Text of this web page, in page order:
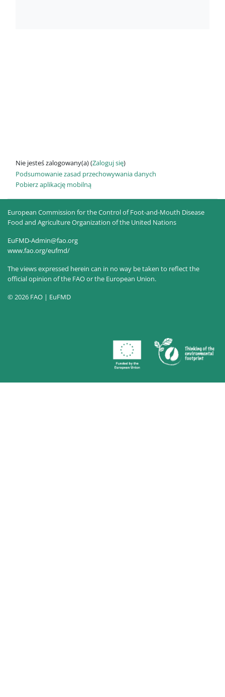
Nie jesteś zalogowany(a) (Zaloguj się)
Podsumowanie zasad przechowywania danych
Pobierz aplikację mobilną
European Commission for the Control of Foot-and-Mouth Disease
Food and Agriculture Organization of the United Nations
EuFMD-Admin@fao.org
www.fao.org/eufmd/
The views expressed herein can in no way be taken to reflect the
official opinion of the FAO or the European Union.
© 2026 FAO | EuFMD